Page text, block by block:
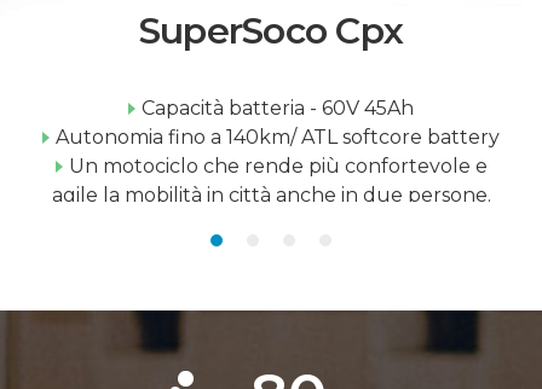
SuperSoco Cpx
Capacità batteria - 60V 45Ah
Autonomia fino a 140km/ ATL softcore battery
Un motociclo che rende più confortevole e
agile la mobilità in città anche in due persone.